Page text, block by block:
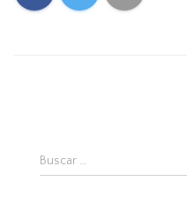
B
Buscar …